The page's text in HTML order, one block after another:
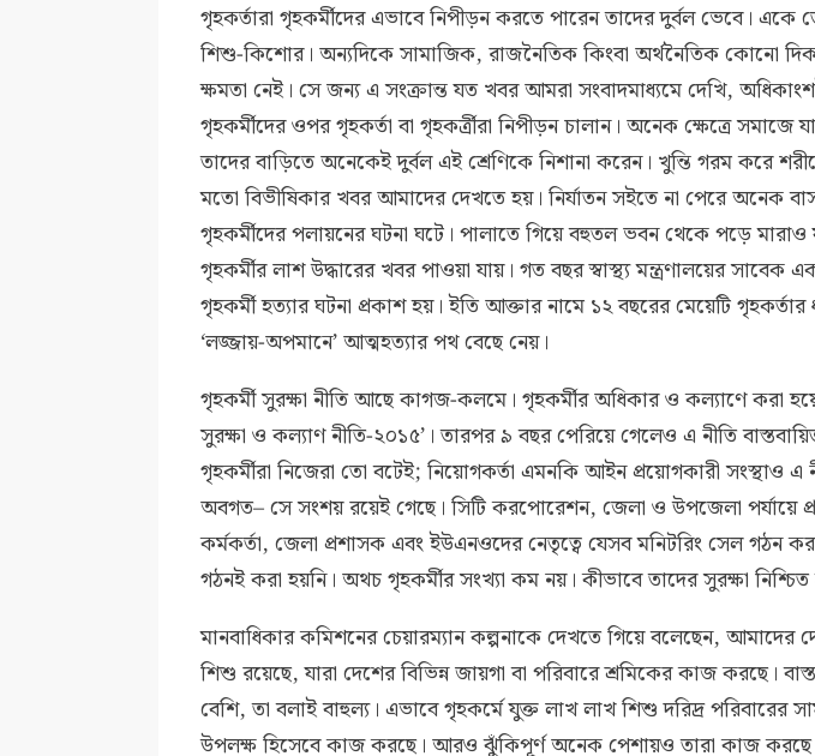
গৃহকর্তারা গৃহকর্মীদের এভাবে নিপীড়ন করতে পারেন তাদের দুর্বল ভেবে।
শিশু-কিশোর। অন্যদিকে সামাজিক, রাজনৈতিক কিংবা অর্থনৈতিক কোনো
ক্ষমতা নেই। সে জন্য এ সংক্রান্ত যত খবর আমরা সংবাদমাধ্যমে দেখি,
গৃহকর্মীদের ওপর গৃহকর্তা বা গৃহকর্ত্রীরা নিপীড়ন চালান। অনেক ক্ষেত্রে সমাজে
তাদের বাড়িতে অনেকেই দুর্বল এই শ্রেণিকে নিশানা করেন। খুন্তি গরম করে
মতো বিভীষিকার খবর আমাদের দেখতে হয়। নির্যাতন সইতে না পেরে অনেক
গৃহকর্মীদের পলায়নের ঘটনা ঘটে। পালাতে গিয়ে বহুতল ভবন থেকে পড়ে
গৃহকর্মীর লাশ উদ্ধারের খবর পাওয়া যায়। গত বছর স্বাস্থ্য মন্ত্রণালয়ের সাবেক
গৃহকর্মী হত্যার ঘটনা প্রকাশ হয়। ইতি আক্তার নামে ১২ বছরের মেয়েটি গৃহকর্তার
‘লজ্জায়-অপমানে’ আত্মহত্যার পথ বেছে নেয়।
গৃহকর্মী সুরক্ষা নীতি আছে কাগজ-কলমে। গৃহকর্মীর অধিকার ও কল্যাণে করা
সুরক্ষা ও কল্যাণ নীতি-২০১৫’। তারপর ৯ বছর পেরিয়ে গেলেও এ নীতি
গৃহকর্মীরা নিজেরা তো বটেই; নিয়োগকর্তা এমনকি আইন প্রয়োগকারী সংস্থাও এ
অবগত– সে সংশয় রয়েই গেছে। সিটি করপোরেশন, জেলা ও উপজেলা পর্যায়ে
কর্মকর্তা, জেলা প্রশাসক এবং ইউএনওদের নেতৃত্বে যেসব মনিটরিং সেল গঠন
গঠনই করা হয়নি। অথচ গৃহকর্মীর সংখ্যা কম নয়। কীভাবে তাদের সুরক্ষা
মানবাধিকার কমিশনের চেয়ারম্যান কল্পনাকে দেখতে গিয়ে বলেছেন, আমাদের
শিশু রয়েছে, যারা দেশের বিভিন্ন জায়গা বা পরিবারে শ্রমিকের কাজ করছে।
বেশি, তা বলাই বাহুল্য। এভাবে গৃহকর্মে যুক্ত লাখ লাখ শিশু দরিদ্র পরিবারের
উপলক্ষ হিসেবে কাজ করছে। আরও ঝুঁকিপূর্ণ অনেক পেশায়ও তারা কাজ